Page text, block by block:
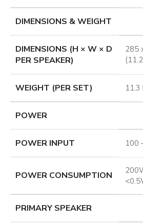
DIMENSIONS & WEIGHT
DIMENSIONS (H × W × D
PER SPEAKER)
285
WEIGHT (PER SET) 11.3
POWER
POWER INPUT 100
POWER CONSUMPTION
PRIMARY SPEAKER